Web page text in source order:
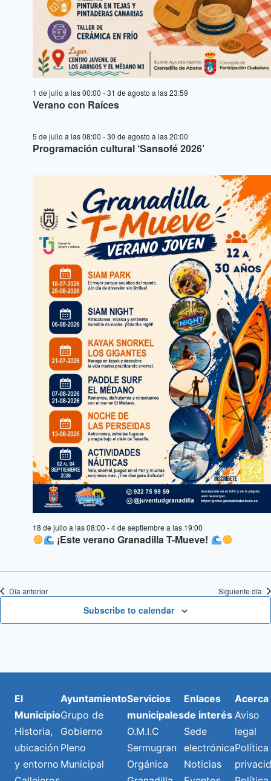
Verano con Raíces
1 de julio a las 00:00 -31 de agosto a las 23:59
Programación cultural ‘Sansofé 2026’
5 de julio a las 08:00 -30 de agosto a las 20:00
¡Este verano Granadilla T-Mueve!
18 de julio a las 08:00 -4 de septiembre a las 19:00
Día anterior Siguiente día
Subscribe to calendar
El
Municipio
Historia,
ubicación
y entorno
Ayuntamiento
Grupo de
Gobierno
Pleno
Municipal
Servicios
municipales
O.M.I.C
Sermugran
Orgánica
Enlaces
de interés
Sede
electrónica
Noticias
Acerca
Aviso
legal
Política